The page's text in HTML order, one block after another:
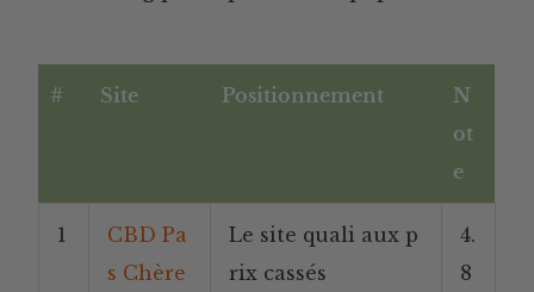
# Site Positionnement
N
ot
e
1
CBD Pa
s Chère
Le site quali aux p
rix cassés
4.
8